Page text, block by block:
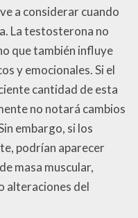
a considerar cuando
La testosterona no
que también influye
y emocionales. Si el
cantidad de esta
no notará cambios
embargo, si los
podrían aparecer
masa muscular,
alteraciones del